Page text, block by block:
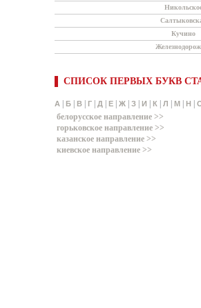
Кучино
СПИСОК ПЕРВЫХ БУКВ
А Б В Г Д Е Ж З И К Л М Н
белорусское направление >>
горьковское направление >>
казанское направление >>
киевское направление >>